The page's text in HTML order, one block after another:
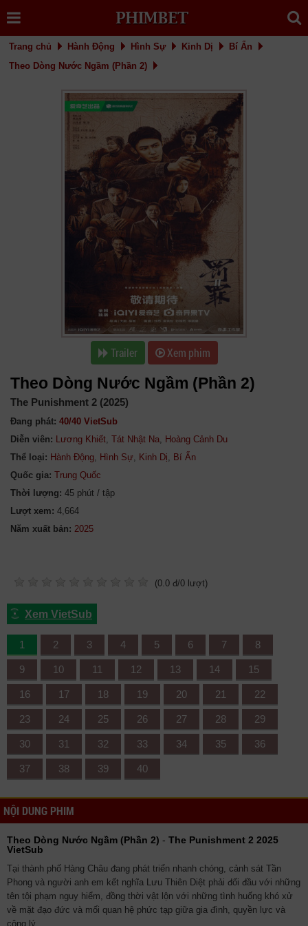
Trang chủ Hành Động Hình Sự Kinh Dị
Bí Ẩn
Theo Dòng Nước Ngầm (Phần 2)
Trailer Xem phim
Theo Dòng Nước Ngầm (Phần 2)
The Punishment 2 (2025)
Đang phát: 40/40 VietSub
Diễn viên: Lương Khiết, Tát Nhật Na, Hoàng Cảnh Du
Thể loại: Hành Động, Hình Sự, Kinh Dị, Bí Ẩn
Quốc gia: Trung Quốc
Thời lượng: 45 phút / tập
Lượt xem: 4,664
Năm xuất bản:
(0.0 đ/0 lượt)
Xem VietSub
1 2 3 4 5 6 7 8
9 10 11 12 13 14 15
16 17 18 19 20 21 22
23 24 25 26 27 28 29
30 31 32 33 34 35 36
37 38 39 40
NỘI DUNG PHIM
Theo Dòng Nước Ngầm (Phần 2) - The Punishment 2 2025
VietSub
Tại thành phố Hàng Châu đang phát triển nhanh chóng, cảnh sát Tần
Phong và người anh em kết nghĩa Lưu Thiên Diệt phải đối đầu với những
tên tội phạm nguy hiểm, đồng thời vật lộn với những tình huống khó xử
về mặt đạo đức và mối quan hệ phức tạp giữa gia đình, quyền lực và
công lý.